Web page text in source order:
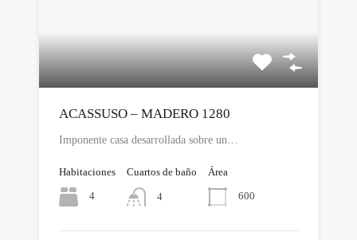
ACASSUSO – MADERO 1280
Imponente casa desarrollada sobre un…
Habitaciones
4
Cuartos de baño
4
Área
600